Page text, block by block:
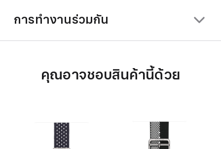
การทำงานร่วมกัน
คุณอาจชอบสินค้านี้ด้วย